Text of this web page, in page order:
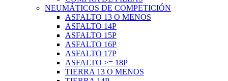
NEUMÁTICOS DE COMPETICIÓN
ASFALTO 13 O MENOS
ASFALTO 14P
ASFALTO 15P
ASFALTO 16P
ASFALTO 17P
ASFALTO >= 18P
TIERRA 13 O MENOS